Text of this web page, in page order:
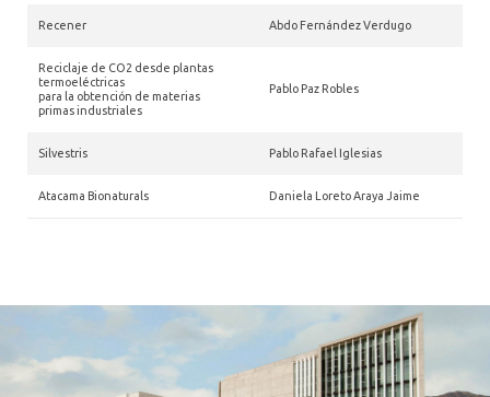
Recener Abdo Fernández Verdugo
Reciclaje de CO2 desde plantas
termoeléctricas
para la obtención de materias
primas industriales
Pablo Paz Robles
Silvestris Pablo Rafael Iglesias
Atacama Bionaturals Daniela Loreto Araya Jaime